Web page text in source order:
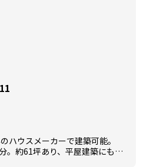
ハウスメーカーで建築可能。
。約61坪あり、平屋建築にも適